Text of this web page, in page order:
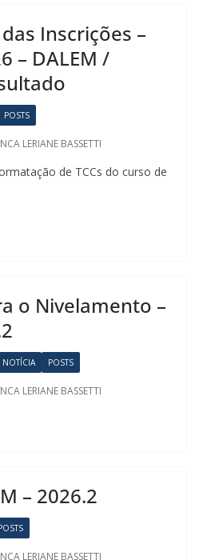
Inscrições –
– DALEM /
POSTS
LERIANE BASSETTI
de TCCs do curso de
o Nivelamento –
NOTÍCIA POSTS
LERIANE BASSETTI
– 2026.2
LERIANE BASSETTI